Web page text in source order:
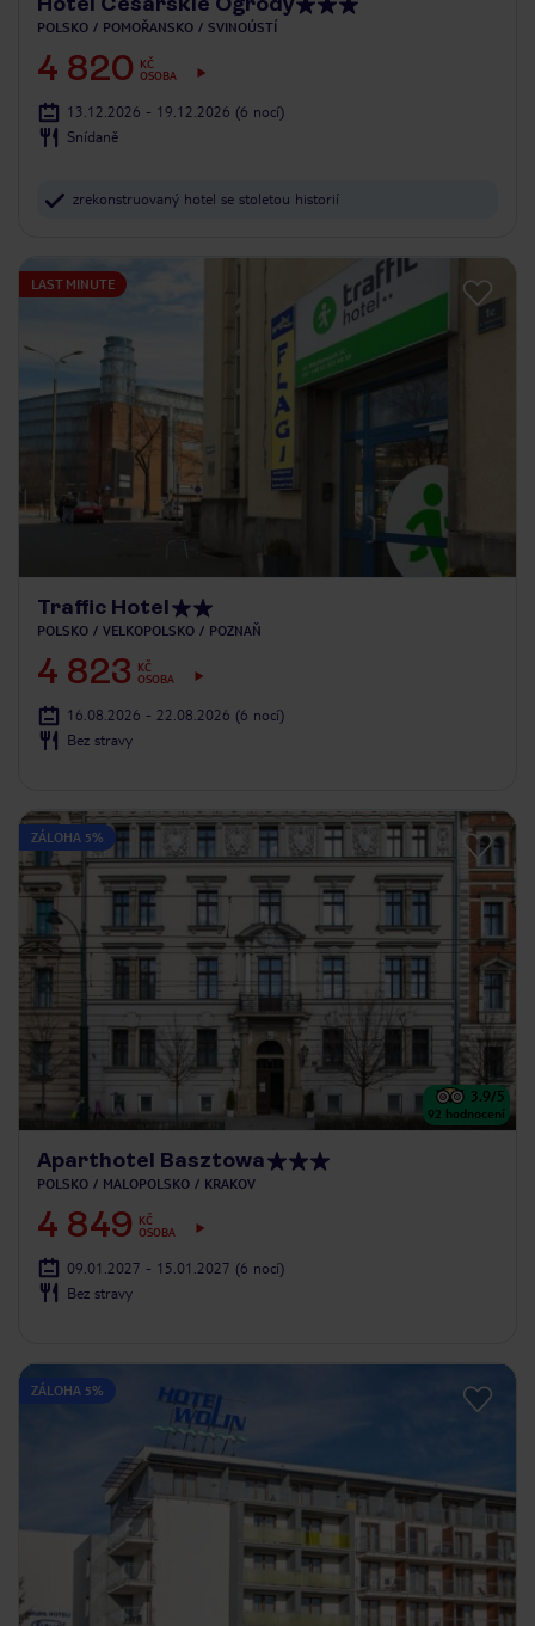
POLSKO POMOŘANSKO SVINOÚSTÍ
4 820
KČ
OSOBA
13.12.2026 - 19.12.2026 (6 nocí)
Snídaně
zrekonstruovaný hotel se stoletou historií
LAST MINUTE
Traffic Hotel
POLSKO VELKOPOLSKO POZNAŇ
4 823
KČ
OSOBA
16.08.2026 - 22.08.2026 (6 nocí)
Bez stravy
ZÁLOHA 5%
3.9/5
92 hodnocení
Aparthotel Basztowa
POLSKO MALOPOLSKO KRAKOV
4 849
KČ
OSOBA
09.01.2027 - 15.01.2027 (6 nocí)
Bez stravy
ZÁLOHA 5%